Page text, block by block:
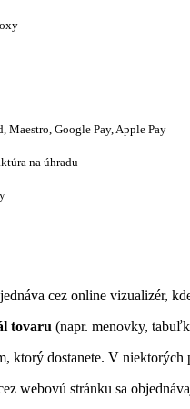
Maestro, Google Pay, Apple Pay
na úhradu
cez online vizualizér,
tovaru (napr. menovky,
ktorý dostanete. V
webovú stránku sa